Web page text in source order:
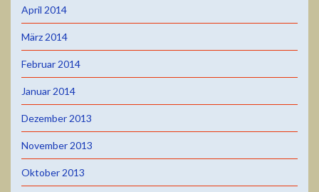
April 2014
März 2014
Februar 2014
Januar 2014
Dezember 2013
November 2013
Oktober 2013